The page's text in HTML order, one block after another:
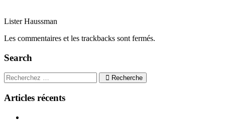
Lister Haussman
Les commentaires et les trackbacks sont fermés.
Search
Recherche
Articles récents